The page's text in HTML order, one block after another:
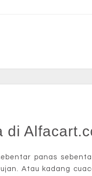
di
panas
Atau kadang